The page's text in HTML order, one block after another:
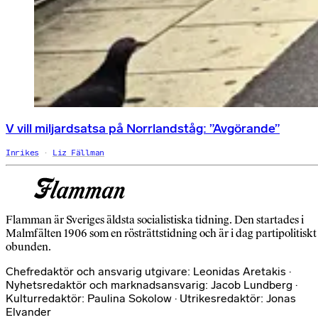
V vill miljardsatsa på Norrlandståg: ”Avgörande”
Inrikes Liz Fällman
Flamman är Sveriges äldsta socialistiska tidning. Den startades i
Malmfälten 1906 som en rösträttstidning och är i dag partipolitiskt
obunden.
Chefredaktör och ansvarig utgivare: Leonidas Aretakis ·
Nyhetsredaktör och marknadsansvarig: Jacob Lundberg ·
Kulturredaktör: Paulina Sokolow · Utrikesredaktör: Jonas
Elvander